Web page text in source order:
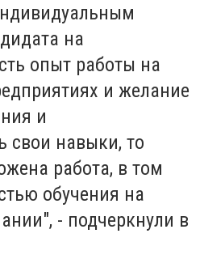
на
опыт работы на
и желание
и
свои навыки, то
работа, в том
обучения на
- подчеркнули в